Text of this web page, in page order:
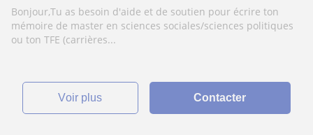
Bonjour,Tu as besoin d'aide et de soutien pour écrire ton
mémoire de master en sciences sociales/sciences politiques
ou ton TFE (carrières...
voir plus Contacter